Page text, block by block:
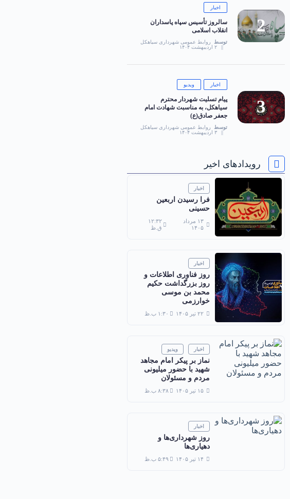
اخبار
سالروز تأسیس سپاه پاسداران
انقلاب اسلامی
توسط
روابط عمومی شهرداری سیاهکل
۲ اردیبهشت ۱۴۰۴
اخبار ویدیو
پیام تسلیت شهردار محترم
سیاهکل، به مناسبت شهادت امام
جعفر صادق(ع)
توسط
روابط عمومی شهرداری سیاهکل
۳ اردیبهشت ۱۴۰۴
رویدادهای اخیر
اخبار
فرا رسیدن اربعین
حسینی
۱۳ مرداد
۱۴۰۵
۱۲:۳۲
ق.ظ
اخبار
روز فناوری اطلاعات و
روز بزرگداشت حکیم
محمد بن موسی
خوارزمی
۲۲ تیر ۱۴۰۵ ۱:۳۰ ب.ظ
اخبار ویدیو
نماز بر پیکر امام مجاهد
شهید با حضور میلیونی
مردم و مسئولان
۱۵ تیر ۱۴۰۵ ۸:۳۸ ب.ظ
اخبار
روز شهرداری‌ها و
دهیاری‌ها
۱۴ تیر ۱۴۰۵ ۵:۴۹ ب.ظ